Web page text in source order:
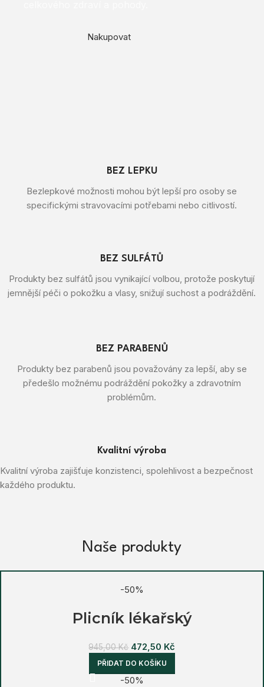
Nakupovat
BEZ LEPKU
Bezlepkové možnosti mohou být lepší pro osoby se
specifickými stravovacími potřebami nebo citlivostí.
BEZ SULFÁTŮ
Produkty bez sulfátů jsou vynikající volbou, protože poskytují
jemnější péči o pokožku a vlasy, snižují suchost a podráždění.
BEZ PARABENŮ
Produkty bez parabenů jsou považovány za lepší, aby se
předešlo možnému podráždění pokožky a zdravotním
problémům.
Kvalitní výroba
Kvalitní výroba zajišťuje konzistenci, spolehlivost a bezpečnost
každého produktu.
Naše produkty
-50%
Plicník lékařský
945,00Kč 472,50 Kč
PŘIDAT DO KOŠÍKU
-50%